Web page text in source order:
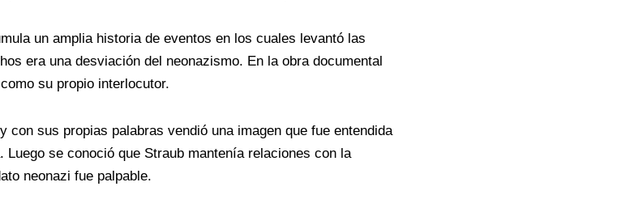
un amplia historia de eventos en los cuales levantó las
era una desviación del neonazismo. En la obra documental
su propio interlocutor.
con sus propias palabras vendió una imagen que fue entendida
se conoció que Straub mantenía relaciones con la
neonazi fue palpable.